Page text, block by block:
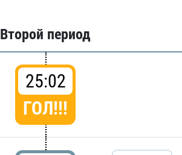
Второй период
25:02
ГОЛ!!!